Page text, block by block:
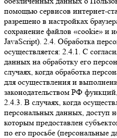
помощью сервисов интернет-
разрешено в настройках
сохранение файлов «cookie» и
JavaScript). 2.4. Обработка
осуществляется: 2.4.1. С
данных на обработку его
случаях, когда обработка
для осуществления и
законодательством РФ
2.4.3. В случаях, когда
персональных данных, доступ
которым предоставлен
по его просьбе (персональные